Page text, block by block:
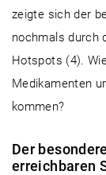
zeigte sich der
nochmals durch
Hotspots (4).
Medikamenten
kommen?
Der
erreichbaren